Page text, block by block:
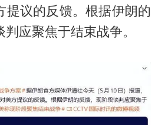
提议的反馈。根据伊朗的
应聚焦于结束战争。